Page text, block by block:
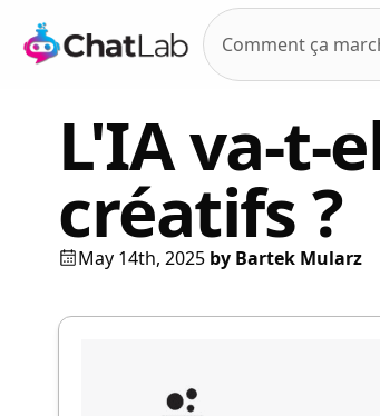
Comment ça
L'IA va-t-
créatifs ?
May 14th, 2025 by Bartek Mularz